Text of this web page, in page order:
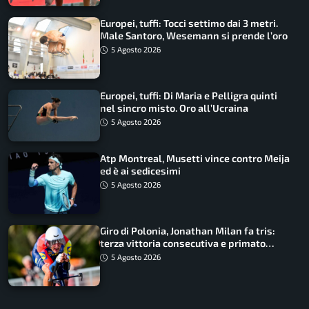
Europei, tuffi: Tocci settimo dai 3 metri.
Male Santoro, Wesemann si prende l’oro
5 Agosto 2026
Europei, tuffi: Di Maria e Pelligra quinti
nel sincro misto. Oro all’Ucraina
5 Agosto 2026
Atp Montreal, Musetti vince contro Meija
ed è ai sedicesimi
5 Agosto 2026
Giro di Polonia, Jonathan Milan fa tris:
terza vittoria consecutiva e primato
rafforzato
5 Agosto 2026